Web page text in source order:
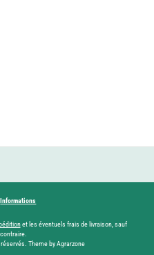
Informations
et les éventuels frais de livraison, sauf
Theme by Agrarzone